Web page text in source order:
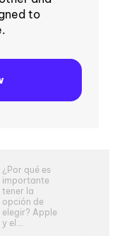
to
¿Por qué es
importante
tener la
opción de
elegir? Apple
y el...